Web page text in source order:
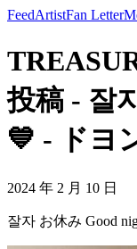
FeedArtistFan Letter
投稿 - 잘
💙 - ドヨ
2024 年 2 月 10 日
잘자 お休み Good